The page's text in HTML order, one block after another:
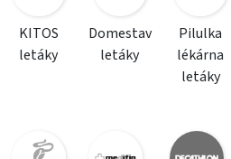
KITOS
letáky
Domestav
letáky
Pilulka
lékárna
letáky